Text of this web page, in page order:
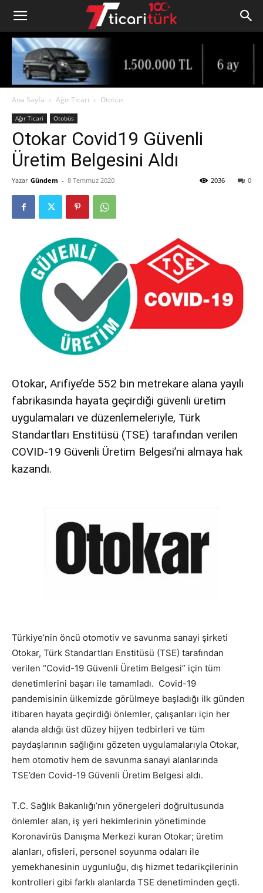
Ana Sayfa Ağır Ticari Otobüs
Ağır Ticari Otobüs
Otokar Covid19 Güvenli
Üretim Belgesini Aldı
Yazar Gündem - 8 Temmuz 2020 0
2036
Otokar, Arifiye’de 552 bin metrekare alana yayılı
fabrikasında hayata geçirdiği güvenli üretim
uygulamaları ve düzenlemeleriyle, Türk
Standartları Enstitüsü (TSE) tarafından verilen
COVID-19 Güvenli Üretim Belgesi’ni almaya hak
kazandı.
Türkiye’nin öncü otomotiv ve savunma sanayi şirketi
Otokar, Türk Standartları Enstitüsü (TSE) tarafından
verilen “Covid-19 Güvenli Üretim Belgesi” için tüm
denetimlerini başarı ile tamamladı. Covid-19
pandemisinin ülkemizde görülmeye başladığı ilk günden
itibaren hayata geçirdiği önlemler, çalışanları için her
alanda aldığı üst düzey hijyen tedbirleri ve tüm
paydaşlarının sağlığını gözeten uygulamalarıyla Otokar,
hem otomotiv hem de savunma sanayi alanlarında
TSE’den Covid-19 Güvenli Üretim Belgesi aldı.
T.C. Sağlık Bakanlığı’nın yönergeleri doğrultusunda
önlemler alan, iş yeri hekimlerinin yönetiminde
Koronavirüs Danışma Merkezi kuran Otokar; üretim
alanları, ofisleri, personel soyunma odaları ile
yemekhanesinin uygunluğu, dış hizmet tedarikçilerinin
kontrolleri gibi farklı alanlarda TSE denetiminden geçti.